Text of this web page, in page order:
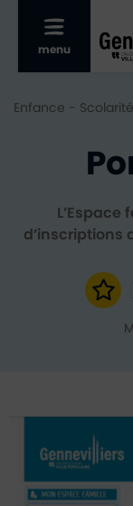
Afficher le
menu
Enfance - Scolarité
d’inscriptions